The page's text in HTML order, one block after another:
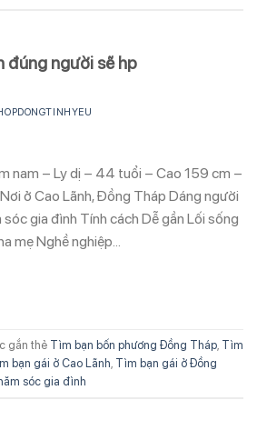
đúng người sẽ hp
nam – Ly dị – 44 tuổi – Cao 159 cm –
ở Cao Lãnh, Đồng Tháp Dáng người
gia đình Tính cách Dễ gần Lối sống
mẹ Nghề nghiệp…
gắn thẻ Tìm bạn bốn phương Đồng Tháp Tìm
bạn gái ở Cao Lãnh Tìm bạn gái ở Đồng
sóc gia đình